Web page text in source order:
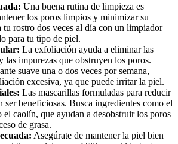
Una buena rutina de limpieza es
los poros limpios y minimizar su
tu rostro dos veces al día con un limpiador
para tu tipo de piel.
La exfoliación ayuda a eliminar las
las impurezas que obstruyen los poros.
suave una o dos veces por semana,
excesiva, ya que puede irritar la piel.
Las mascarillas formuladas para reducir
ser beneficiosas. Busca ingredientes como el
caolín, que ayudan a desobstruir los poros
de grasa.
Asegúrate de mantener la piel bien